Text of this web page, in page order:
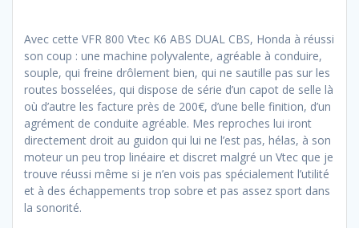
Avec cette VFR 800 Vtec K6 ABS DUAL CBS, Honda à réussi
son coup : une machine polyvalente, agréable à conduire,
souple, qui freine drôlement bien, qui ne sautille pas sur les
routes bosselées, qui dispose de série d’un capot de selle là
où d’autre les facture près de 200€, d’une belle finition, d’un
agrément de conduite agréable. Mes reproches lui iront
directement droit au guidon qui lui ne l’est pas, hélas, à son
moteur un peu trop linéaire et discret malgré un Vtec que je
trouve réussi même si je n’en vois pas spécialement l’utilité
et à des échappements trop sobre et pas assez sport dans
la sonorité.